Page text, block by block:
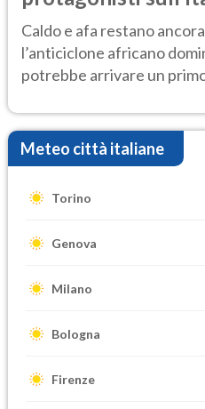
Caldo e afa restano
l’anticiclone africano
potrebbe arrivare un
Meteo città italiane
Torino
Genova
Milano
Bologna
Firenze